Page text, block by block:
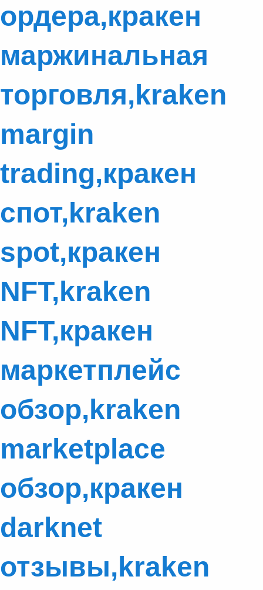
ордера,кракен
маржинальная
торговля,kraken
margin
trading,кракен
спот,kraken
spot,кракен
NFT,kraken
NFT,кракен
маркетплейс
обзор,kraken
marketplace
обзор,кракен
darknet
отзывы,kraken